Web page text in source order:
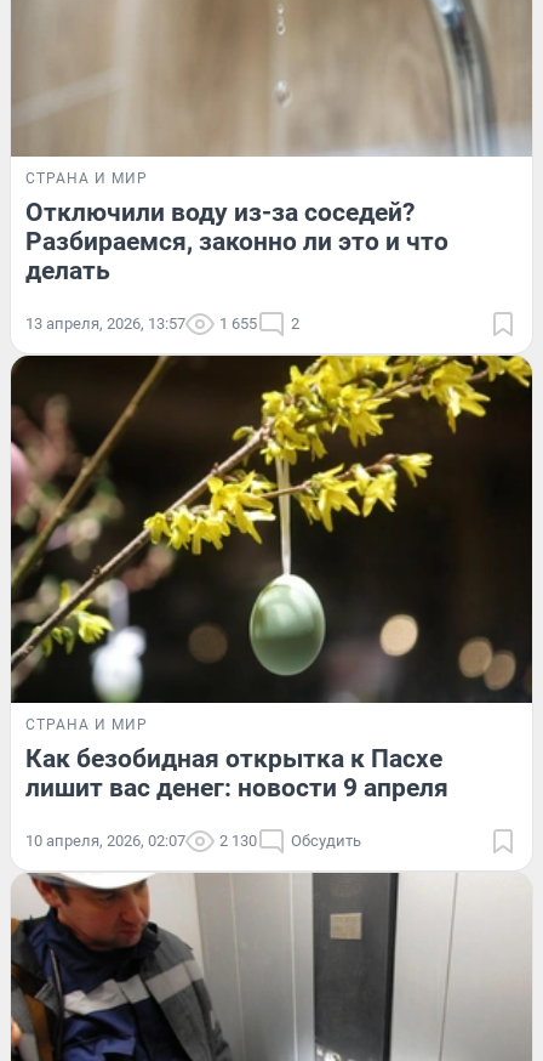
СТРАНА И МИР
Отключили воду из-за соседей?
Разбираемся, законно ли это и что
делать
13 апреля, 2026, 13:57 1 655 2
СТРАНА И МИР
Как безобидная открытка к Пасхе
лишит вас денег: новости 9 апреля
10 апреля, 2026, 02:07 2 130 Обсудить